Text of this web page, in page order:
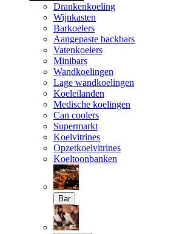
Drankenkoeling
Wijnkasten
Barkoelers
Aangepaste backbars
Vatenkoelers
Minibars
Wandkoelingen
Lage wandkoelingen
Koeleilanden
Medische koelingen
Can coolers
Supermarkt
Koelvitrines
Opzetkoelvitrines
Koeltoonbanken
Bar